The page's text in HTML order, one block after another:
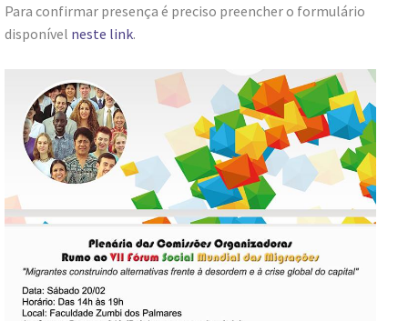
Para confirmar presença é preciso preencher o formulário
disponível neste link.